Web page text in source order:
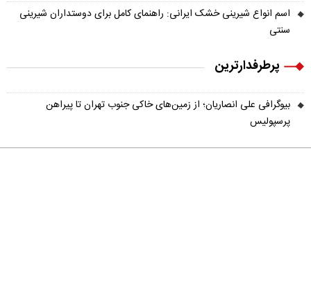
اسم انواع شیرینی خشک ایرانی: راهنمای کامل برای دوستداران شیرینی
سنتی
پرطرفدارترین
بیوگرافی علی انصاریان؛ از زمین‌های خاکی جنوب تهران تا پیراهن
پرسپولیس